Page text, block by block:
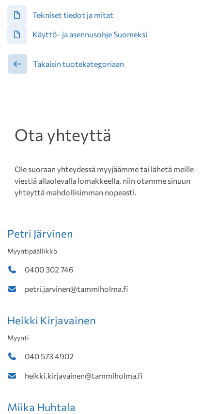
Tekniset tiedot ja mitat
Käyttö- ja asennusohje Suomeksi
Takaisin tuotekategoriaan
Ota yhteyttä
Ole suoraan yhteydessä myyjäämme tai lähetä meille
viestiä allaolevalla lomakkeella, niin otamme sinuun
yhteyttä mahdollisimman nopeasti.
Petri Järvinen
Myyntipäällikkö
0400 302 746
petri.jarvinen@tammiholma.fi
Heikki Kirjavainen
Myynti
040 573 4902
heikki.kirjavainen@tammiholma.fi
Miika Huhtala